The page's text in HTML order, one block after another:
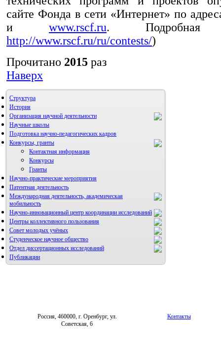
сайте Фонда в сети «Интернет» по
иwww.rscf.ru. Подробная
http://www.rscf.ru/ru/contests/)
Прочитано 2015 раз
Наверх
Структура
История
Организация научной деятельности
Научные школы
Подготовка научно-педагогических кадров
Конкурсы, гранты
Контактная информация
Конкурсы
Гранты
Научно-практические мероприятия
Патентная деятельность
Международная деятельность, академическая
мобильность
Научно-инновационный центр координации исследований
НИИ микрохирургии и клинической анатомии
Центры коллективного пользования
Совет молодых учёных
Студенческое научное общество
Отдел диссертационных исследований
Публикации
Россия, 460000, г. Оренбург, ул.
Советская, 6
Контакты